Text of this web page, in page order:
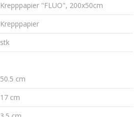
Krepppapier "FLUO", 200x50cm
Krepppapier
stk
50.5 cm
17 cm